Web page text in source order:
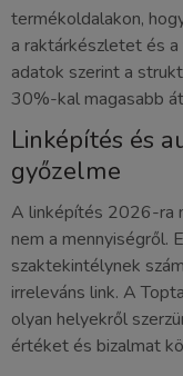
termékoldalakon,
a raktárkészletet és
adatok szerint a
30%-kal magasabb
Linképítés és
győzelme
A linképítés 2026-ra
nem a mennyiségről.
szaktekintélynek
irreleváns link. A
olyan helyekről
értéket és bizalmat